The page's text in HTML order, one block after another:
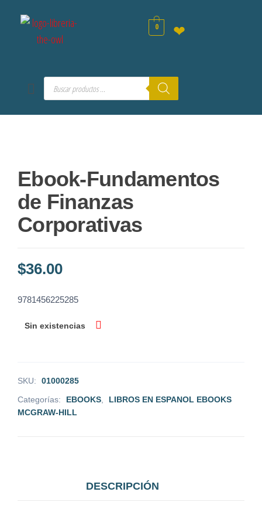
0 ❤
Ebook-Fundamentos
de Finanzas
Corporativas
$36.00
9781456225285
Sin existencias
SKU:
01000285
Categorías:
EBOOKS
LIBROS EN ESPANOL EBOOKS
MCGRAW-HILL
DESCRIPCIÓN